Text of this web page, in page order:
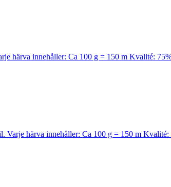
härva innehåller: Ca 100 g = 150 m Kvalité:
Varje härva innehåller: Ca 100 g = 150 m